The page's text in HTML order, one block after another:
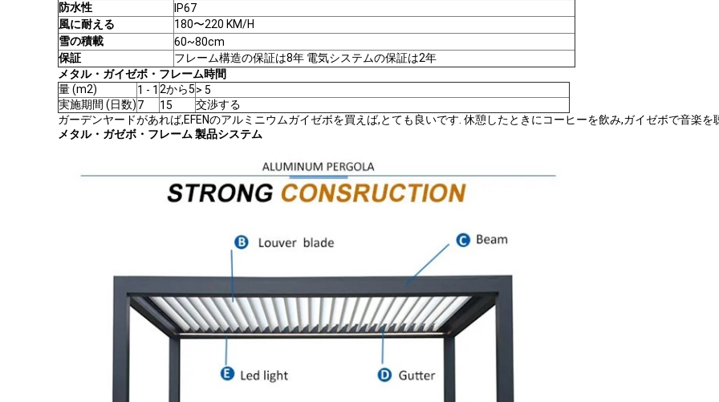
防水性
IP67
風に耐える
180〜220 KM/H
雪の積載
60~80cm
保証
フレーム構造の保証は8年 電気システムの保証は2年
メタル・ガイゼボ・フレーム時間
量 (m2)
1 - 1 2から5> 5
実施期間 (日数)7 15
交渉する
ガーデンヤードがあれば,EFENのアルミニウムガイゼボを買えば,とても良いです. 休憩したときにコーヒーを飲み,ガイゼボで音楽を
メタル・ガゼボ・フレーム 製品システム